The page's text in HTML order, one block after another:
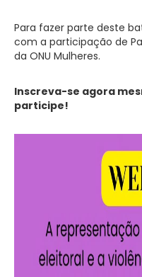
Para fazer parte deste
com a participação de
da ONU Mulheres.
Inscreva-se agora
participe!